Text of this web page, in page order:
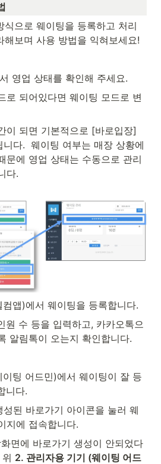
식으로 웨이팅을 등록하고 처리
해보며 사용 방법을 익혀보세요!
영업 상태를 확인해 주세요.
로 되어있다면 웨이팅 모드로 변
이 되면 기본적으로 [바로입장]
니다.  웨이팅 여부는 매장 상황에
문에 영업 상태는 수동으로 관리
다.
앱)에서 웨이팅을 등록합니다.
원 수 등을 입력하고, 카카오톡으
알림톡이 오는지 확인합니다.
니다.
성된 바로가기 아이콘을 눌러 웨
지에 접속합니다.
면에 바로가기 생성이 안되었다
2. 관리자용 기기 (웨이팅 어드